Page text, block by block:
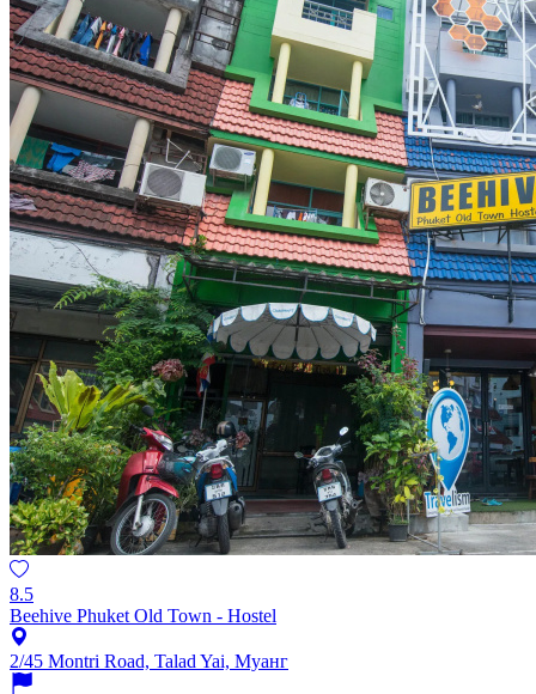
8.5
Beehive Phuket Old Town - Hostel
2/45 Montri Road, Talad Yai, Муанг